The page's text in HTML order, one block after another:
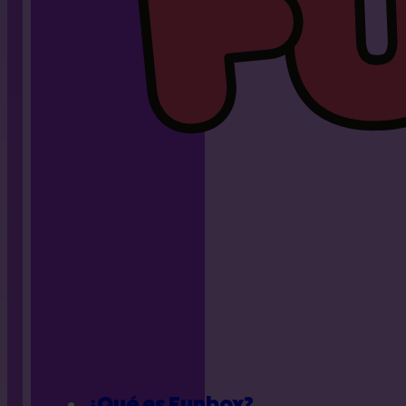
ofrece más de 4.000 metros cuadrados de
superficie elástica interconectada.
Es el destino ideal tanto para residentes como para
quienes visitan la ciudad y buscan un plan que
garantice movimiento y diversión sin interrupciones.
Puedes consultar la ubicación exacta y cómo llegar
en nuestra sección deFunBox Cartagena
Desde el momento en que entras, te das cuenta de